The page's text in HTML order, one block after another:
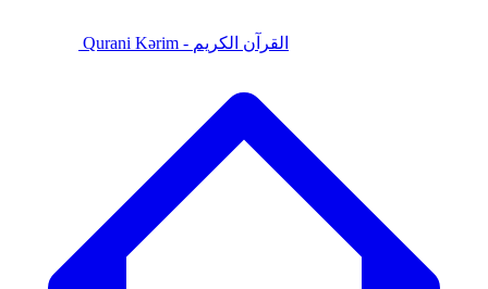
Qurani Kərim - القرآن الكريم